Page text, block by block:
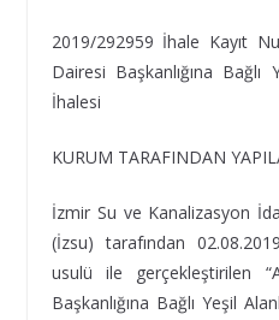
2019/292959 İhale Kayıt
Dairesi Başkanlığına Bağlı
İhalesi
KURUM TARAFINDAN
İzmir Su ve Kanalizasyon
(İzsu) tarafından
usulü ile gerçekleştirilen
Başkanlığına Bağlı Yeşil